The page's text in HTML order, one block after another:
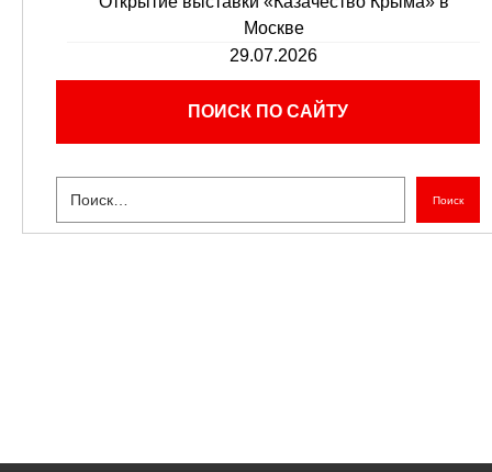
Москве
29.07.2026
ПОИСК ПО САЙТУ
Поиск